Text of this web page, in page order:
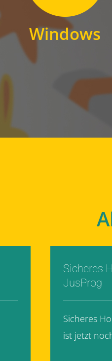
Windows
Zum Download
für Windows
Sicheres
JusProg
Sicheres
ist jetzt